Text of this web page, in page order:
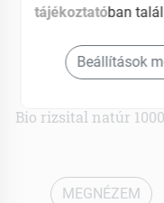
Bio rizsital natúr
MEGNÉZEM
tájékoztatóban
Beállítások